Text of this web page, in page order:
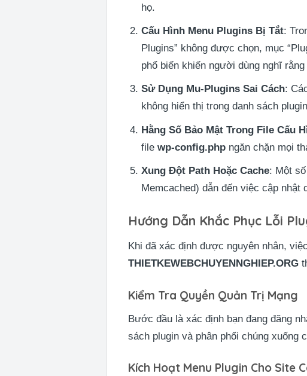
họ.
Cấu Hình Menu Plugins Bị Tắt:
Plugins” không được chọn, mục
phổ biến khiến người dùng nghĩ
Sử Dụng Mu-Plugins Sai Cách:
không hiển thị trong danh sách
Hằng Số Bảo Mật Trong File Cấu
filewp-config.php ngăn chặn mọi
Xung Đột Path Hoặc Cache: Một
Memcached) dẫn đến việc cập nhật
Hướng Dẫn Khắc Phục Lỗi
Khi đã xác định được nguyên nhân,
THIETKEWEBCHUYENNGHIEP.ORG
Kiểm Tra Quyền Quản Trị Mạng
Bước đầu là xác định bạn đang đăng
sách plugin và phân phối chúng xuống
Kích Hoạt Menu Plugin Cho Site